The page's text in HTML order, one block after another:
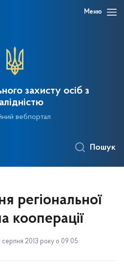
Меню
захисту осіб з
вебпортал
Пошук
регіональної
кооперації
серпня 2013 року о 09:05